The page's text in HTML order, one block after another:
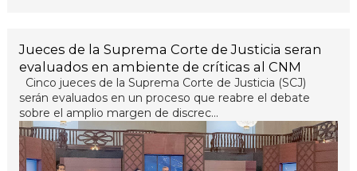
Jueces de la Suprema Corte de Justicia seran
evaluados en ambiente de críticas al CNM
Cinco jueces de la Suprema Corte de Justicia (SCJ)
serán evaluados en un proceso que reabre el debate
sobre el amplio margen de discrec...